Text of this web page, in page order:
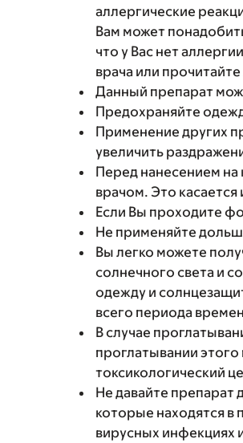
аллергические
Вам может
что у Вас нет
врача или
Данный препарат
Предохраняйте
Применение других
увеличить
Перед нанесением на
врачом. Это касается
Если Вы проходите
Не применяйте
Вы легко можете
солнечного света и
одежду и
всего периода
В случае
проглатывании
токсикологический
Не давайте препарат
которые находятся в
вирусных инфекциях